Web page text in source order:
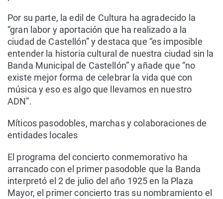
Por su parte, la edil de Cultura ha agradecido la
“gran labor y aportación que ha realizado a la
ciudad de Castellón” y destaca que “es imposible
entender la historia cultural de nuestra ciudad sin la
Banda Municipal de Castellón” y añade que “no
existe mejor forma de celebrar la vida que con
música y eso es algo que llevamos en nuestro
ADN”.
Míticos pasodobles, marchas y colaboraciones de
entidades locales
El programa del concierto conmemorativo ha
arrancado con el primer pasodoble que la Banda
interpretó el 2 de julio del año 1925 en la Plaza
Mayor, el primer concierto tras su nombramiento el